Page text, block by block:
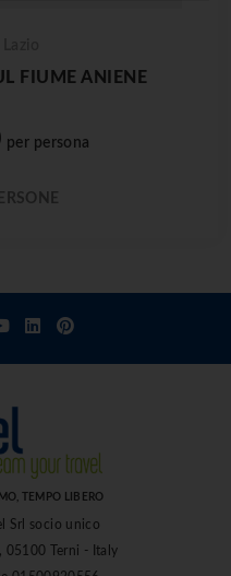
FIUME ANIENE
per persona
TEMPO LIBERO
Srl socio unico
05100 Terni - Italy